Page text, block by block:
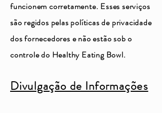
funcionem corretamente. Esses serviços
são regidos pelas políticas de privacidade
dos fornecedores e não estão sob o
controle do Healthy Eating Bowl.
Divulgação de Informações